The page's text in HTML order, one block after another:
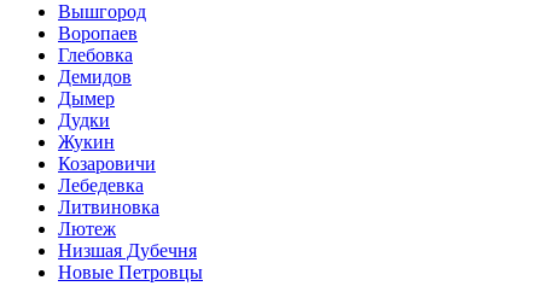
Вышгород
Воропаев
Глебовка
Демидов
Дымер
Дудки
Жукин
Козаровичи
Лебедевка
Литвиновка
Лютеж
Низшая Дубечня
Новые Петровцы